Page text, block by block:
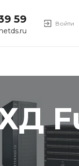
59 Войти